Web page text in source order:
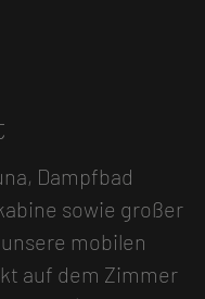
Dampfbad
sowie großer
mobilen
auf dem Zimmer